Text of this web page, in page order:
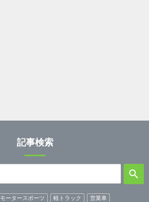
記事検索
モータースポーツ 軽トラック
営業車